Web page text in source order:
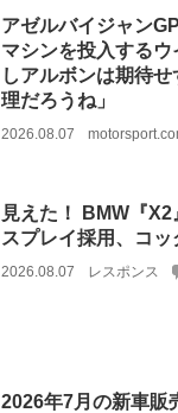
アゼルバイジャン
マシンを投入する
しアルボンは期待
理だろうね」
2026.08.07
見えた！ BMW『
スプレイ採用、コ
2026.08.07 レスポンス
2026年7月の新車販